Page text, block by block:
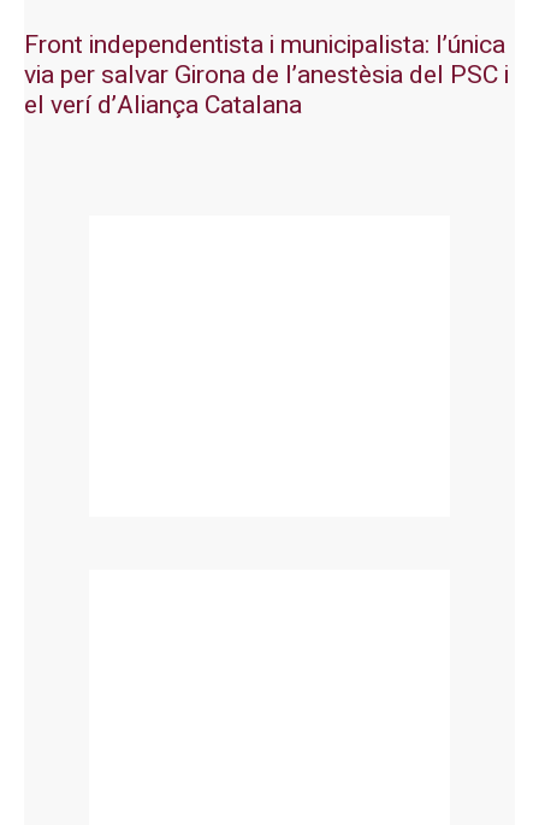
Front independentista i municipalista: l’única
via per salvar Girona de l’anestèsia del PSC i
el verí d’Aliança Catalana